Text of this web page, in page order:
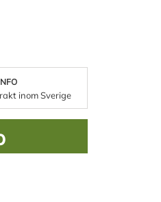
inom Sverige